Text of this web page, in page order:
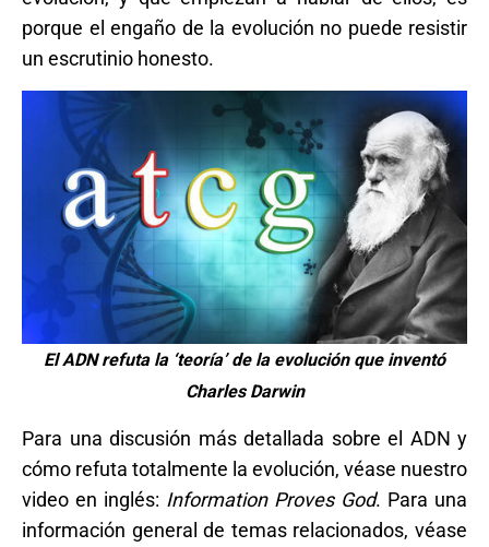
porque el engaño de la evolución no puede resistir
un escrutinio honesto.
El ADN refuta la ‘teoría’ de la evolución que inventó
Charles Darwin
Para una discusión más detallada sobre el ADN y
cómo refuta totalmente la evolución, véase nuestro
video en inglés: Information Proves God. Para una
información general de temas relacionados, véase